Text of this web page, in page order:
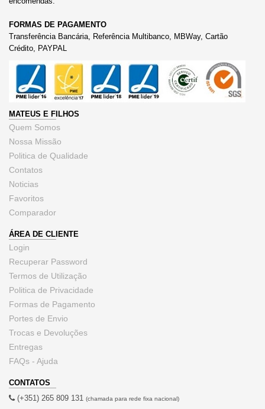
FORMAS DE PAGAMENTO
Transferência Bancária, Referência Multibanco, MBWay, Cartão
Crédito, PAYPAL
MATEUS E FILHOS
Quem Somos
Nossa Missão
Politica de Qualidade
Contatos
Noticias
Favoritos
Comparador
ÁREA DE CLIENTE
Login
Recuperar Password
Termos de Utilização
Politica de Privacidade
Formas de Pagamento
Portes de Envio
Trocas e Devoluções
Entregas
FAQs - Ajuda
CONTATOS
(+351) 265 809 131 (chamada para rede fixa nacional)